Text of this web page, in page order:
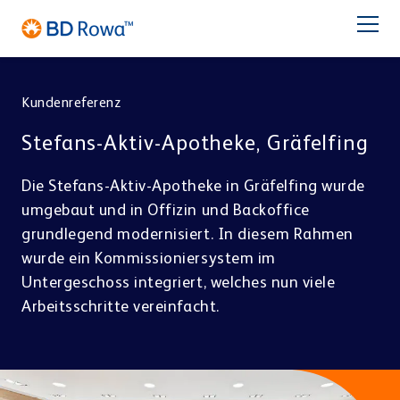
日本語
LAGERN & KOMMISSIONIEREN
BD Rowa™ Vmax
Blisterzentrum Krankenhaus
LÖSUNGEN
Service
Kundenreferenz
Stefans-Aktiv-Apotheke, Gräfelfing
Die Stefans-Aktiv-Apotheke in Gräfelfing wurde
umgebaut und in Offizin und Backoffice
grundlegend modernisiert. In diesem Rahmen
wurde ein Kommissioniersystem im
Untergeschoss integriert, welches nun viele
Arbeitsschritte vereinfacht.